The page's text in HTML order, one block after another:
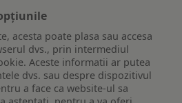
acesta poate plasa sau accesa
dvs., prin intermediul
Aceste informatii ar putea
dvs. sau despre dispozitivul
a face ca website-ul sa